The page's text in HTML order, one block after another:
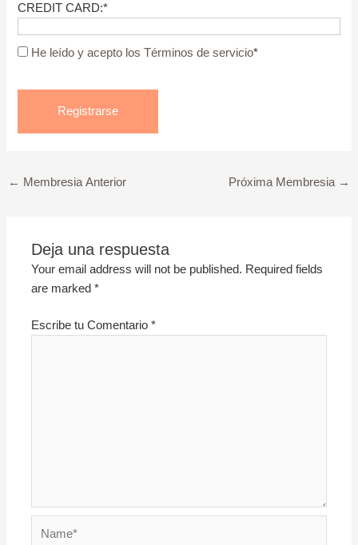
CREDIT CARD:*
He leído y acepto los Términos de servicio*
← Membresia Anterior Próxima Membresia →
Deja una respuesta
Your email address will not be published. Required fields
are marked*
Escribe tu Comentario*